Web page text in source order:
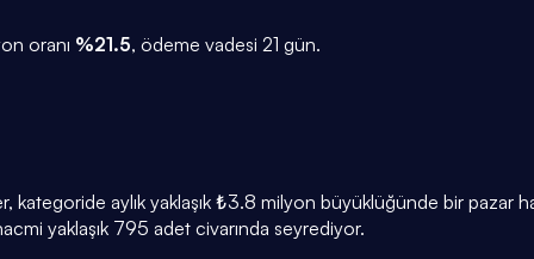
oranı %21.5, ödeme vadesi 21 gün.
kategoride aylık yaklaşık ₺3.8 milyon büyüklüğünde bir
yaklaşık 795 adet civarında seyrediyor.